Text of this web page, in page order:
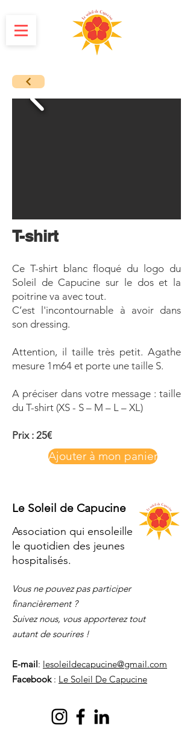
T-shirt
Ce T-shirt blanc floqué du logo du
Soleil de Capucine sur le dos et la
poitrine va avec tout.
C’est l'incontournable à avoir dans
son dressing.
Attention, il taille très petit. Agathe
mesure 1m64 et porte une taille S.
A préciser dans votre message : taille
du T-shirt (XS - S – M – L – XL)
Prix : 25€
Ajouter à mon panier
Le Soleil de Capucine
Association qui ensoleille
le quotidien des jeunes
hospitalisés.
Vous ne pouvez pas participer
financièrement ?
Suivez nous, vous apporterez tout
autant de sourires !
E-mail: lesoleildecapucine@gmail.com
Facebook : Le Soleil De Capucine